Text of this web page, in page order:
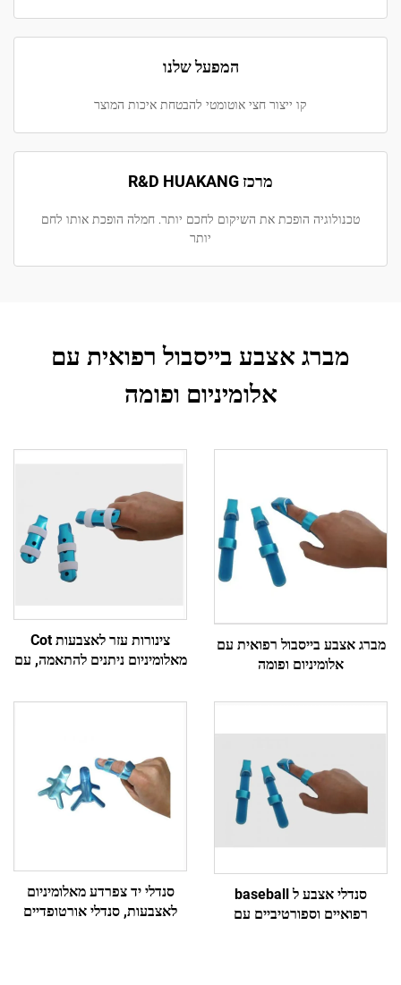
המפעל שלנו
קו ייצור חצי אוטומטי להבטחת איכות המוצר
מרכז R&D HUAKANG
טכנולוגיה הופכת את השיקום לחכם יותר. חמלה הופכת אותו לחם
יותר
מברג אצבע בייסבול רפואית עם
אלומיניום ופומה
מברג אצבע בייסבול רפואית עם
אלומיניום ופומה
צינורות עזר לאצבעות Cot
מאלומיניום ניתנים להתאמה, עם
תנועה
סנדלי אצבע ל baseball
רפואיים וספורטיביים עם
סנדלי יד צפרדע מאלומיניום
לאצבעות, סנדלי אורטופדיים